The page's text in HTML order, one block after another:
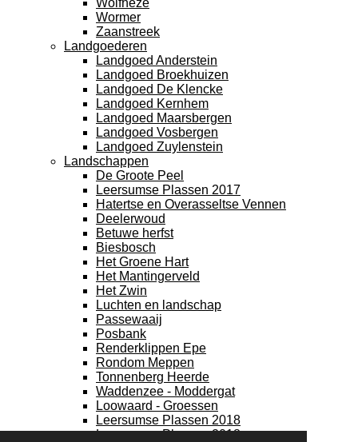
Wolfheze
Wormer
Zaanstreek
Landgoederen
Landgoed Anderstein
Landgoed Broekhuizen
Landgoed De Klencke
Landgoed Kernhem
Landgoed Maarsbergen
Landgoed Vosbergen
Landgoed Zuylenstein
Landschappen
De Groote Peel
Leersumse Plassen 2017
Hatertse en Overasseltse Vennen
Deelerwoud
Betuwe herfst
Biesbosch
Het Groene Hart
Het Mantingerveld
Het Zwin
Luchten en landschap
Passewaaij
Posbank
Renderklippen Epe
Rondom Meppen
Tonnenberg Heerde
Waddenzee - Moddergat
Loowaard - Groessen
Leersumse Plassen 2018
Leersumse Plassen 2018